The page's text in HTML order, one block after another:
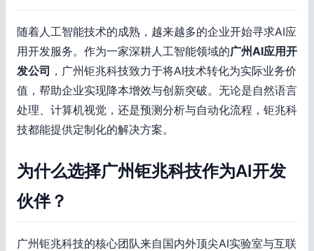
随着人工智能技术的成熟，越来越多的企业开始寻求AI应
用开发服务。作为一家深耕人工智能领域的广州AI应用开
发公司 ，广州钜兆科技致力于将AI技术转化为实际业务价
值，帮助企业实现降本增效与创新突破。无论是自然语言
处理、计算机视觉，还是预测分析与自动化流程，钜兆科
技都能提供定制化的解决方案。
为什么选择广州钜兆科技作为AI开发
伙伴？
广州钜兆科技的核心团队来自国内外顶尖AI实验室与互联